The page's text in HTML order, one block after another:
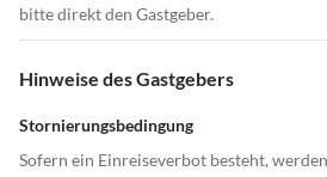
bitte direkt den Gastgeber.
Hinweise des Gastgebers
Stornierungsbedingung
Sofern ein Einreiseverbot besteht,